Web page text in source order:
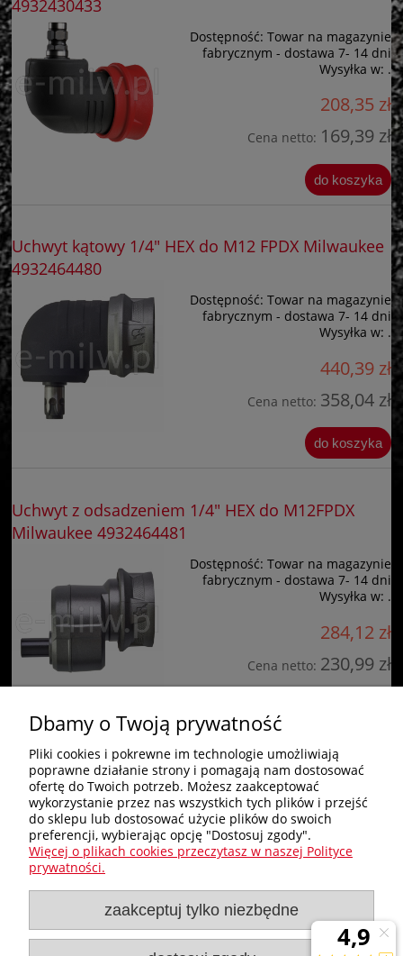
4932430433
Dostępność: Towar na magazynie
fabrycznym - dostawa 7- 14 dni
Wysyłka w: .
208,35 zł
Cena netto: 169,39 zł
do koszyka
Uchwyt kątowy 1/4" HEX do M12 FPDX Milwaukee
4932464480
Dostępność: Towar na magazynie
fabrycznym - dostawa 7- 14 dni
Wysyłka w: .
440,39 zł
Cena netto: 358,04 zł
do koszyka
Uchwyt z odsadzeniem 1/4" HEX do M12FPDX
Milwaukee 4932464481
Dostępność: Towar na magazynie
fabrycznym - dostawa 7- 14 dni
Wysyłka w: .
284,12 zł
Cena netto: 230,99 zł
Zakupy
Pomoc
Moje konto
Dbamy o Twoją prywatność
Pliki cookies i pokrewne im technologie umożliwiają
poprawne działanie strony i pomagają nam dostosować
ofertę do Twoich potrzeb. Możesz zaakceptować
wykorzystanie przez nas wszystkich tych plików i przejść
do sklepu lub dostosować użycie plików do swoich
preferencji, wybierając opcję "Dostosuj zgody".
Więcej o plikach cookies przeczytasz w naszej Polityce
prywatności.
zaakceptuj tylko niezbędne